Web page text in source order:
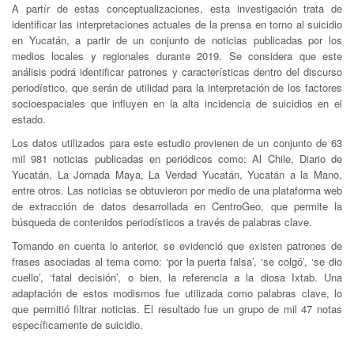
A partír de estas conceptualizaciones, esta investigación trata de
identificar las interpretaciones actuales de la prensa en torno al suicidio
en Yucatán, a partir de un conjunto de noticias publicadas por los
medios locales y regionales durante 2019. Se considera que este
análisis podrá identificar patrones y características dentro del discurso
periodístico, que serán de utilidad para la interpretación de los factores
socioespaciales que influyen en la alta incidencia de suicidios en el
estado.
Los datos utilizados para este estudio provienen de un conjunto de 63
mil 981 noticias publicadas en periódicos como: Al Chile, Diario de
Yucatán, La Jornada Maya, La Verdad Yucatán, Yucatán a la Mano,
entre otros. Las noticias se obtuvieron por medio de una plataforma web
de extracción de datos desarrollada en CentroGeo, que permite la
búsqueda de contenidos periodísticos a través de palabras clave.
Tomando en cuenta lo anterior, se evidenció que existen patrones de
frases asociadas al tema como: ‘por la puerta falsa’, ‘se colgó’, ‘se dio
cuello’, ‘fatal decisión’, o bien, la referencia a la diosa Ixtab. Una
adaptación de estos modismos fue utilizada como palabras clave, lo
que permitió filtrar noticias. El resultado fue un grupo de mil 47 notas
específicamente de suicidio.